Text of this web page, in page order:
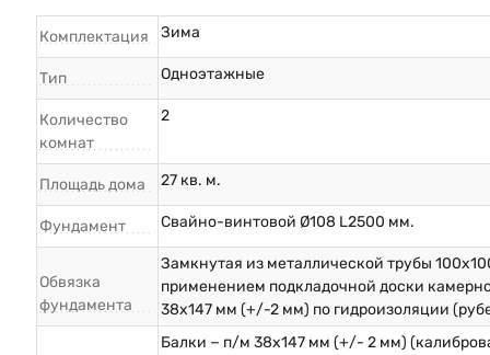
Комплектация Зима
Тип Одноэтажные
Количество
комнат
2
Площадь дома 27 кв. м.
Фундамент Свайно-винтовой Ø108 L2500 мм.
Обвязка
фундамента
Замкнутая из металлической трубы
применением подкладочной доски
38х147 мм (+/-2 мм) по гидроизоляции
Балки − п/м 38х147 мм (+/- 2 мм)